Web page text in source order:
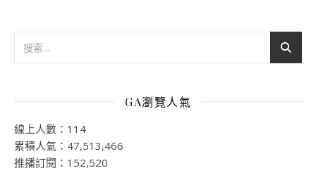
GA瀏覽人氣
線上人數：114
累積人氣：47,513,466
推播訂閱：152,520